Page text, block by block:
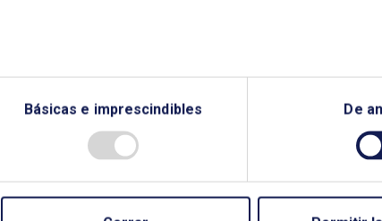
Básicas e imprescindibles De
CONTÁCTANOS SI